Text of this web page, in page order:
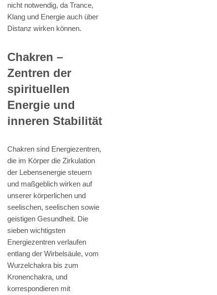
nicht notwendig, da Trance,
Klang und Energie auch über
Distanz wirken können.
Chakren –
Zentren der
spirituellen
Energie und
inneren Stabilität
Chakren sind Energiezentren,
die im Körper die Zirkulation
der Lebensenergie steuern
und maßgeblich wirken auf
unserer körperlichen und
seelischen, seelischen sowie
geistigen Gesundheit. Die
sieben wichtigsten
Energiezentren verlaufen
entlang der Wirbelsäule, vom
Wurzelchakra bis zum
Kronenchakra, und
korrespondieren mit